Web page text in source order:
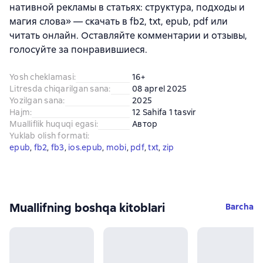
нативной рекламы в статьях: структура, подходы и
магия слова» — скачать в fb2, txt, epub, pdf или
читать онлайн. Оставляйте комментарии и отзывы,
голосуйте за понравившиеся.
Yosh cheklamasi:
16+
Litresda chiqarilgan sana:
08 aprel 2025
Yozilgan sana:
2025
Hajm:
12 Sahifa 1 tasvir
Mualliflik huquqi egasi:
Автор
Yuklab olish formati:
epub, fb2, fb3, ios.epub, mobi, pdf, txt, zip
Muallifning boshqa kitoblari Barcha